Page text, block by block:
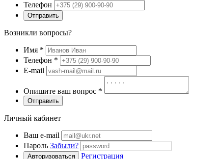
Телефон
Отправить
Возникли вопросы?
Имя *
Телефон *
E-mail
Опишите ваш вопрос *
Отправить
Личный кабинет
Ваш e-mail
Пароль Забыли?
Авторизоваться Регистрация